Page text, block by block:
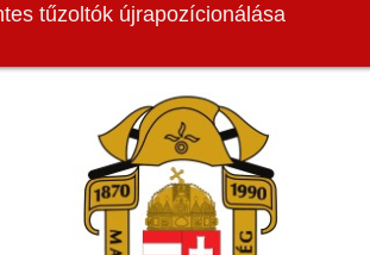
tűzoltók újrapozícionálása